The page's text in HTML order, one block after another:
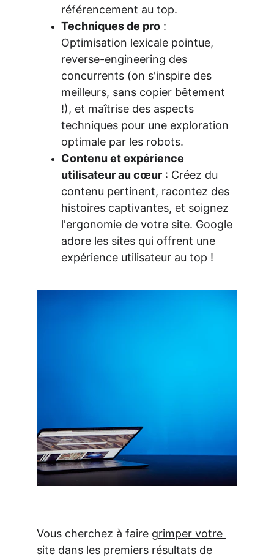
référencement au top.
Techniques de pro :
Optimisation lexicale pointue,
reverse-engineering des
concurrents (on s'inspire des
meilleurs, sans copier bêtement
!), et maîtrise des aspects
techniques pour une exploration
optimale par les robots.
Contenu et expérience
utilisateur au cœur : Créez du
contenu pertinent, racontez des
histoires captivantes, et soignez
l'ergonomie de votre site. Google
adore les sites qui offrent une
expérience utilisateur au top !
Vous cherchez à faire grimper votre
site dans les premiers résultats de